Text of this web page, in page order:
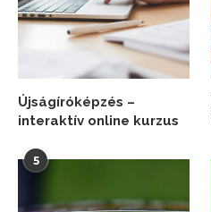
Újságíróképzés –
interaktív online kurzus
5